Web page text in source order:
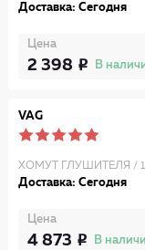
Доставка: Сегодня
Цена
2 398 В
VAG
ХОМУТ ГЛУШИТЕЛЯ /
Доставка: Сегодня
Цена
4 873 В